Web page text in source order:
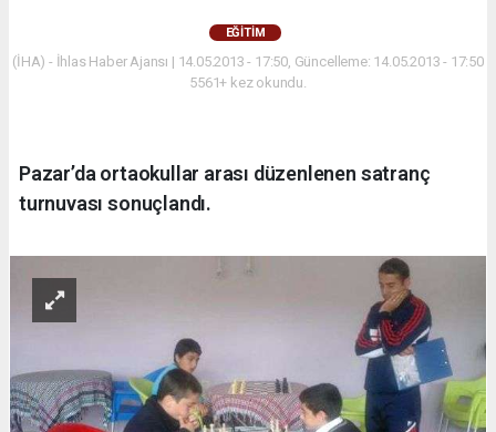
EĞITIM
(İHA) - İhlas Haber Ajansı | 14.05.2013 - 17:50, Güncelleme: 14.05.2013 - 17:50
5561+ kez okundu.
Pazar’da ortaokullar arası düzenlenen satranç
turnuvası sonuçlandı.